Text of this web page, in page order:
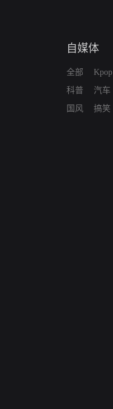
自媒体
全部
科普
国风
Kpop
汽车
搞笑